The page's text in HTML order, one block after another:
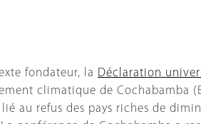
fondateur, la Déclaration
climatique de Cochabamba
au refus des pays riches de